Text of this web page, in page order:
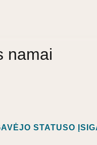
namai
STATUSO